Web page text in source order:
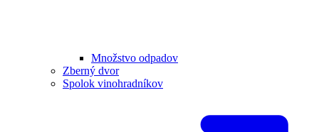
Množstvo odpadov
Zberný dvor
Spolok vinohradníkov